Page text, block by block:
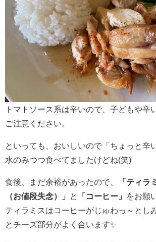
トマトソース系は辛いので、子どもや辛
ご注意ください。
といっても、おいしいので「ちょっと辛
水のみつつ食べてましたけどね(笑)
食後、まだ余裕があったので、
「ティ
（お値段失念）」
と 「コーヒー」
をお願
ティラミスはコーヒーがじゅわっ～とし
とチーズ部分がよく合います✨